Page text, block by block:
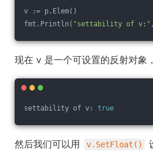
v := p.Elem()
fmt.Println( "settability of v:"
现在 v 是一个可设置的反射对象
settability of v: true
然后我们可以用 v.SetFloat()